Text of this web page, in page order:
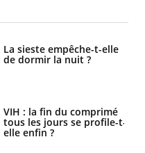
La sieste empêche-t-elle
de dormir la nuit ?
VIH : la fin du comprimé
tous les jours se profile-t-
elle enfin ?
Fortes chaleurs :
pourquoi le risque de
Le Viagra pourrait-il
freiner la propagation du
cancer ?